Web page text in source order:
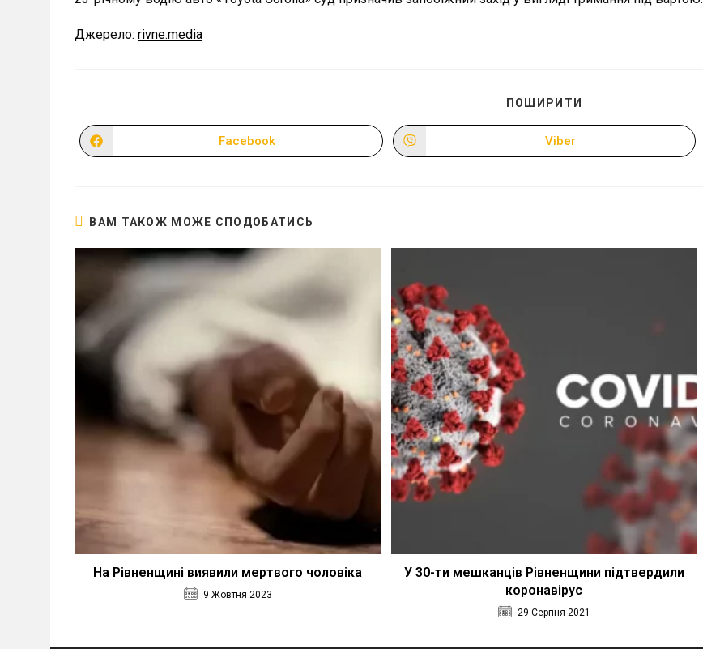
Джерело: rivne.media
ПОШИРИТИ
Відкрити
в
Facebook
Відкрити
в
Viber
ВАМ ТАКОЖ МОЖЕ СПОДОБАТИСЬ
На Рівненщині виявили мертвого чоловіка
9 Жовтня 2023
У 30-ти мешканців Рівненщини підтвердили
коронавірус
29 Серпня 2021